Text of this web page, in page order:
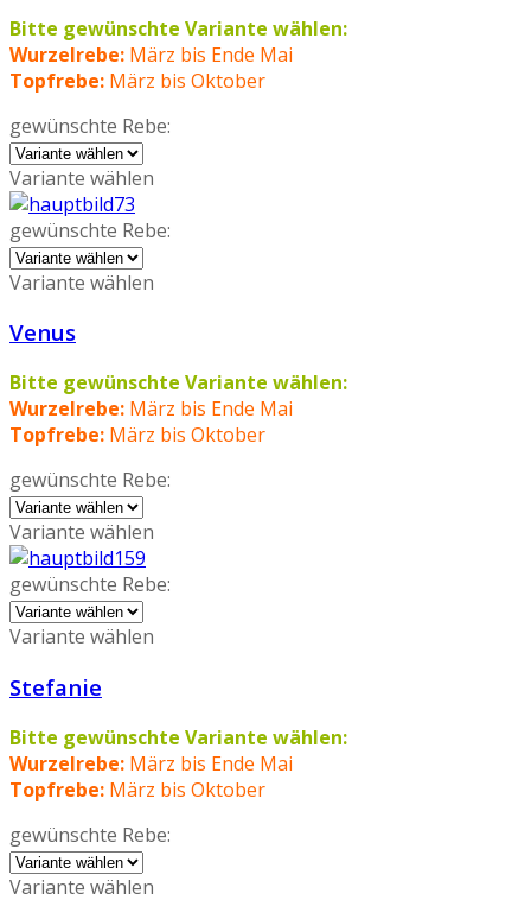
Bitte gewünschte Variante wählen:
Wurzelrebe: März bis Ende Mai
Topfrebe: März bis Oktober
gewünschte Rebe:
Variante wählen
gewünschte Rebe:
Variante wählen
Venus
Bitte gewünschte Variante wählen:
Wurzelrebe: März bis Ende Mai
Topfrebe: März bis Oktober
gewünschte Rebe:
Variante wählen
gewünschte Rebe:
Variante wählen
Stefanie
Bitte gewünschte Variante wählen:
Wurzelrebe: März bis Ende Mai
Topfrebe: März bis Oktober
gewünschte Rebe:
Variante wählen